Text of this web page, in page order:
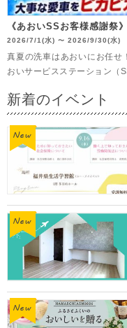
《あおいSSお客様感謝祭
2026/7/1(水) 〜 2026/9/30(水)
真夏の洗車はあおいにお任せ
おいサービスステーション（
新着のイベント